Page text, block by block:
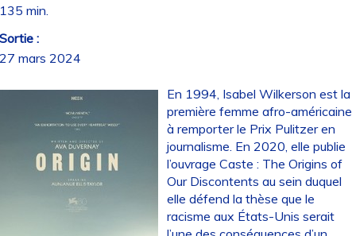
min.
:
mars 2024
En 1994, Isabel Wilkerson est la
première femme afro-américaine
à remporter le Prix Pulitzer en
journalisme. En 2020, elle publie
l’ouvrage Caste : The Origins of
Our Discontents au sein duquel
elle défend la thèse que le
racisme aux États-Unis serait